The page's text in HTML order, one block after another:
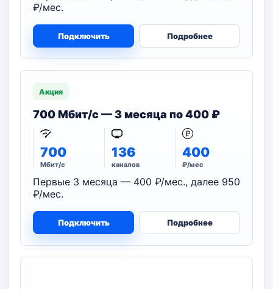
₽/мес.
Подключить Подробнее
Акция
700 Мбит/с — 3 месяца по 400 ₽
700
Мбит/с
136
каналов
400
₽/мес
Первые 3 месяца — 400 ₽/мес., далее 950
₽/мес.
Подключить Подробнее